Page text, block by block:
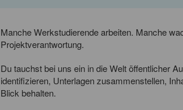
Manche Werkstudierende arbeiten. Manche
Projektverantwortung.
Du tauchst bei uns ein in die Welt öffentlicher
identifizieren, Unterlagen zusammenstellen,
Blick behalten.